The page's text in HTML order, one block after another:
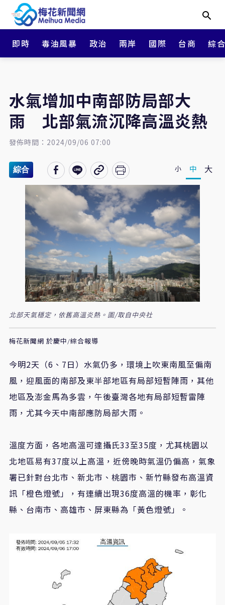
即時 毒油風暴 政治 兩岸 國際 台商 綜
水氣增加中南部防局部大
雨 北部氣流沉降高溫炎熱
發佈時間：2024/09/06 07:00
綜合 小 中 大
北部天氣穩定，依舊高溫炎熱。圖/取自中央社
梅花新聞網 於慶中/綜合報導
今明2天（6、7日）水氣仍多，環境上吹東南風至偏南
風，迎風面的南部及東半部地區有局部短暫陣雨，其他
地區及澎金馬為多雲，午後臺灣各地有局部短暫雷陣
雨，尤其今天中南部應防局部大雨。
溫度方面，各地高溫可達攝氏33至35度，尤其桃園以
北地區易有37度以上高溫，近傍晚時氣溫仍偏高，氣象
署已針對台北市、新北市、桃園市、新竹縣發布高溫資
訊「橙色燈號」，有連續出現36度高溫的機率，彰化
縣、台南市、高雄市、屏東縣為「黃色燈號」。